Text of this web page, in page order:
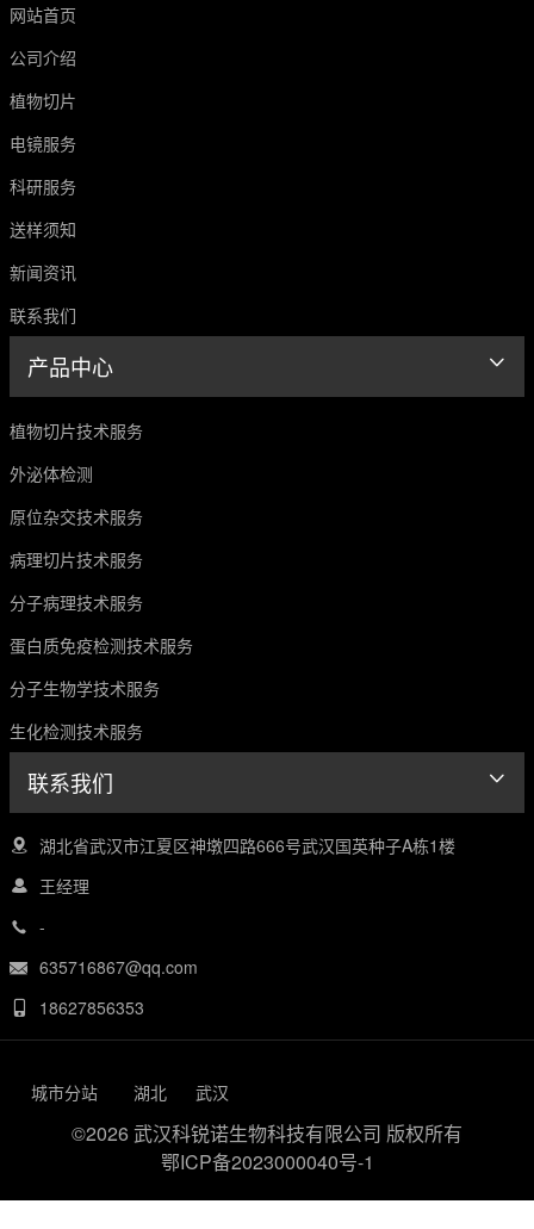
网站首页
公司介绍
植物切片
电镜服务
科研服务
送样须知
新闻资讯
联系我们
产品中心
植物切片技术服务
外泌体检测
原位杂交技术服务
病理切片技术服务
分子病理技术服务
蛋白质免疫检测技术服务
分子生物学技术服务
生化检测技术服务
联系我们
湖北省武汉市江夏区神墩四路666号武汉国英种子A栋1楼
王经理
-
635716867@qq.com
18627856353
城市分站 湖北 武汉
©2026 武汉科锐诺生物科技有限公司 版权所有
鄂ICP备2023000040号-1